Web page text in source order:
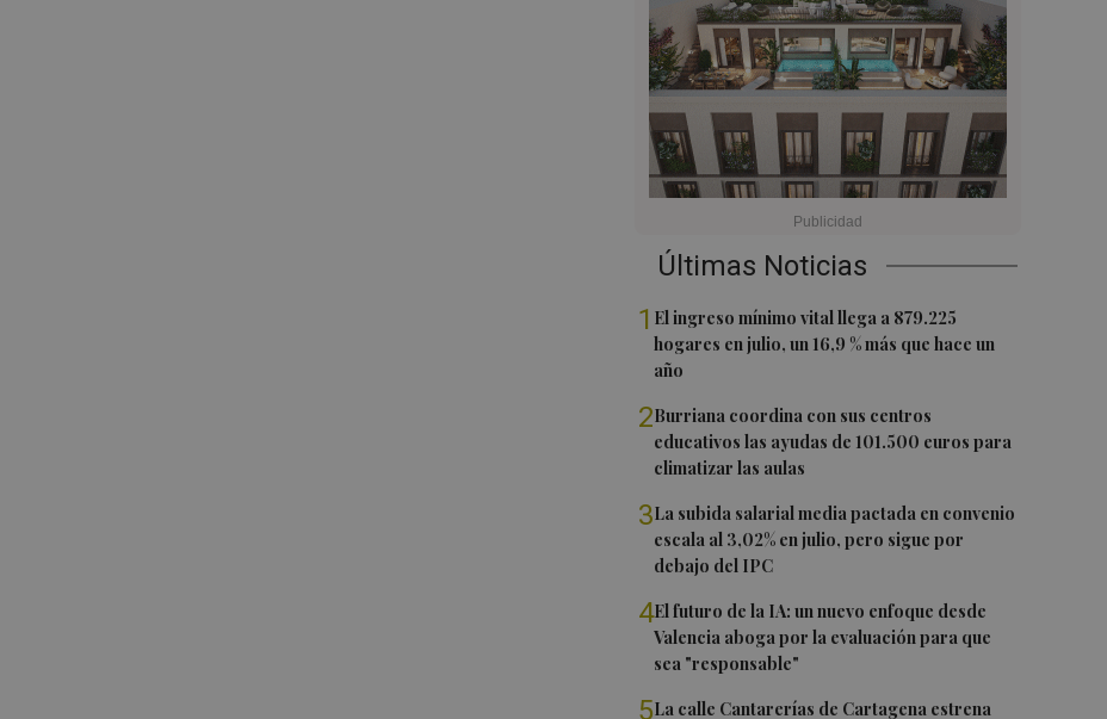
Últimas Noticias
1 El ingreso mínimo vital llega a 879.225
hogares en julio, un 16,9 % más que hace un
año
2Burriana coordina con sus centros
educativos las ayudas de 101.500 euros para
climatizar las aulas
3La subida salarial media pactada en convenio
escala al 3,02% en julio, pero sigue por
debajo del IPC
4El futuro de la IA: un nuevo enfoque desde
Valencia aboga por la evaluación para que
sea "responsable"
5La calle Cantarerías de Cartagena estrena